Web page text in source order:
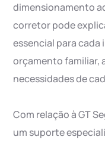
dimensionamento
corretor pode
essencial para cada
orçamento familiar,
necessidades de
Com relação à GT
um suporte